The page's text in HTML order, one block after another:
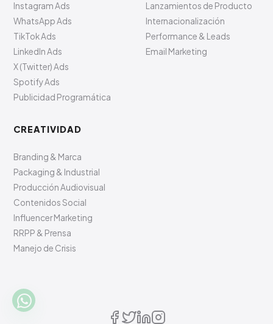
Instagram Ads
WhatsApp Ads
TikTok Ads
LinkedIn Ads
X (Twitter) Ads
Spotify Ads
Publicidad Programática
Lanzamientos de Producto
Internacionalización
Performance & Leads
Email Marketing
CREATIVIDAD
Branding & Marca
Packaging & Industrial
Producción Audiovisual
Contenidos Social
Influencer Marketing
RRPP & Prensa
Manejo de Crisis